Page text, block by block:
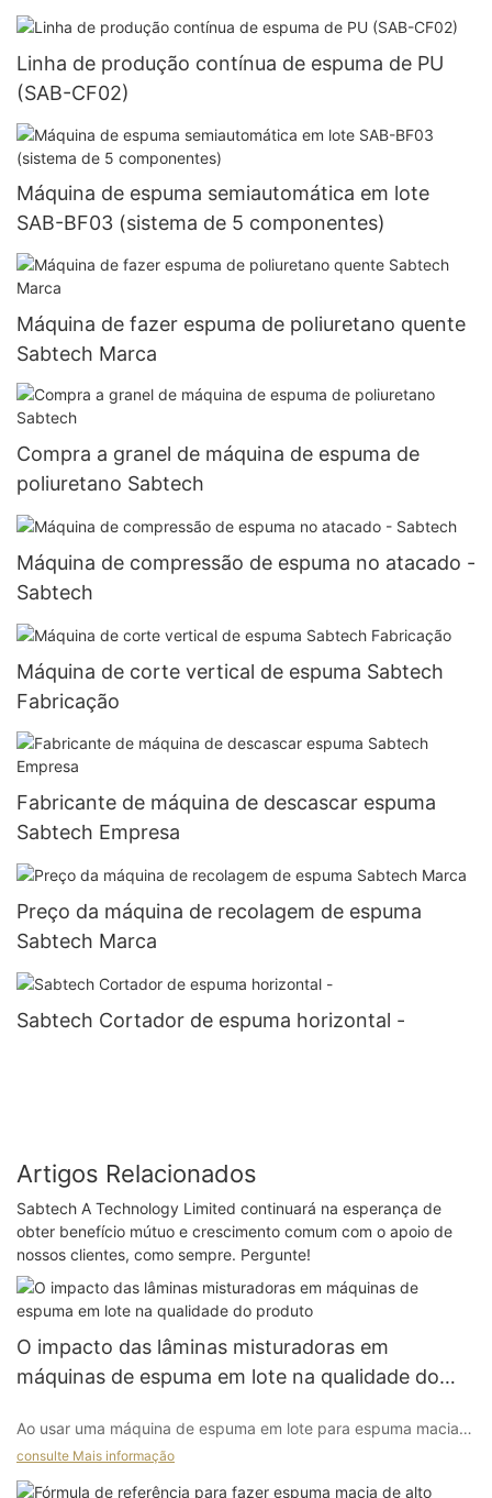
Linha de produção contínua de espuma de PU
(SAB-CF02)
Máquina de espuma semiautomática em lote
SAB-BF03 (sistema de 5 componentes)
Máquina de fazer espuma de poliuretano quente
Sabtech Marca
Compra a granel de máquina de espuma de
poliuretano Sabtech
Máquina de compressão de espuma no atacado -
Sabtech
Máquina de corte vertical de espuma Sabtech
Fabricação
Fabricante de máquina de descascar espuma
Sabtech Empresa
Preço da máquina de recolagem de espuma
Sabtech Marca
Sabtech Cortador de espuma horizontal -
Artigos Relacionados
Sabtech A Technology Limited continuará na esperança de
obter benefício mútuo e crescimento comum com o apoio de
nossos clientes, como sempre. Pergunte!
O impacto das lâminas misturadoras em
máquinas de espuma em lote na qualidade do
Ao usar uma máquina de espuma em lote para espuma macia
de poliuretano, você encontrou as seguintes situações?
consulte Mais informação